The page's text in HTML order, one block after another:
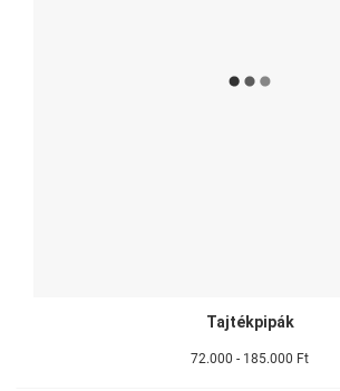
Tajtékpipák
72.000 - 185.000 Ft